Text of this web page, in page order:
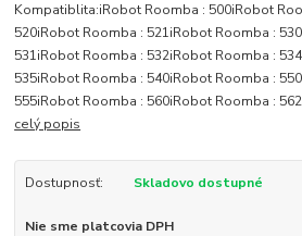
Kompatiblita:iRobot Roomba : 500iRobot
520iRobot Roomba : 521iRobot Roomba :
531iRobot Roomba : 532iRobot Roomba :
535iRobot Roomba : 540iRobot Roomba :
555iRobot Roomba : 560iRobot Roomba :
celý popis
Dostupnosť: Skladovo dostupné
Nie sme platcovia DPH